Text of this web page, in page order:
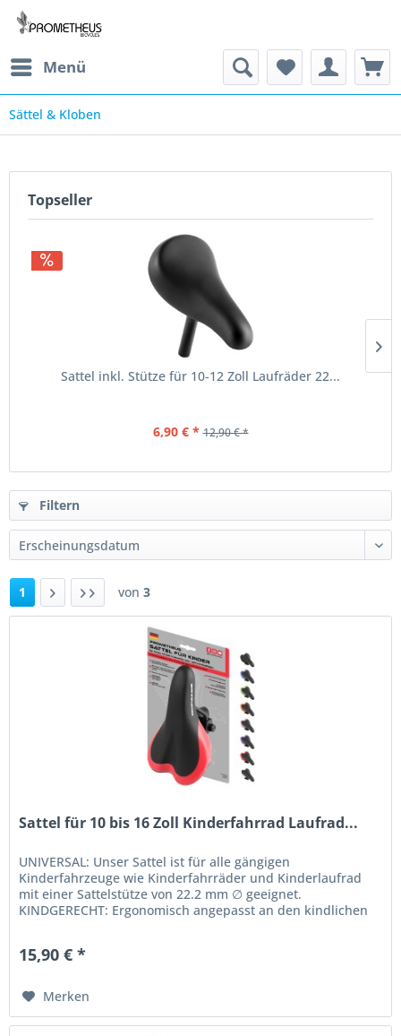
Menü
Sättel & Kloben
Topseller
Sattel inkl. Stütze für 10-12 Zoll Laufräder 22...
6,90 € * 12,90 € *
Filtern
1 von 3
Sattel für 10 bis 16 Zoll Kinderfahrrad Laufrad...
UNIVERSAL: Unser Sattel ist für alle gängigen
Kinderfahrzeuge wie Kinderfahrräder und Kinderlaufrad
mit einer Sattelstütze von 22.2 mm ∅ geeignet.
KINDGERECHT: Ergonomisch angepasst an den kindlichen
15,90 € *
Merken